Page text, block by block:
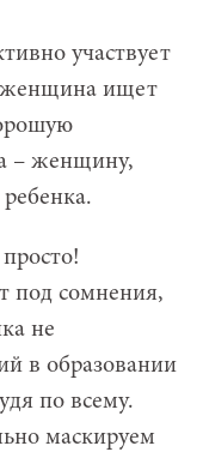
участвует
женщина ищет
– женщину,
под сомнения,
не
в образовании
по всему.
маскируем